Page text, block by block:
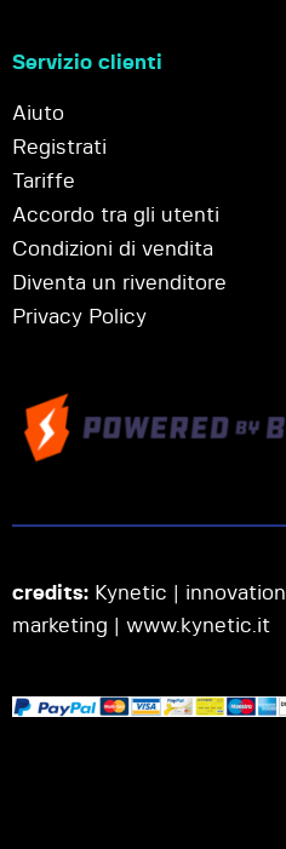
Servizio clienti
Aiuto
Registrati
Tariffe
Accordo tra gli utenti
Condizioni di vendita
Diventa un rivenditore
Privacy Policy
credits: Kynetic | innovation
marketing | www.kynetic.it